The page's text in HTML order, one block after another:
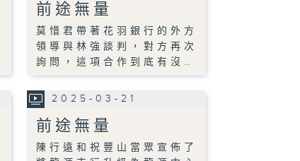
前途無量
莫惜君帶著花羽銀行的外方
領導與林強談判，對方再次
詢問，這項合作到底有沒…
2025-03-21
前途無量
陳行遠和祝豐山當眾宣佈了